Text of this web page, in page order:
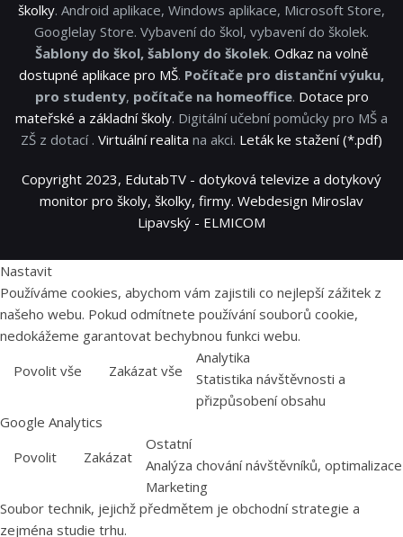
školky. Android aplikace, Windows aplikace, Microsoft Store,
Googlelay Store. Vybavení do škol, vybavení do školek.
Šablony do škol, šablony do školek. Odkaz na volně
dostupné aplikace pro MŠ. Počítače pro distanční výuku,
pro studenty, počítače na homeoffice. Dotace pro
mateřské a základní školy. Digitální učební pomůcky pro MŠ a
ZŠ z dotací . Virtuální realita na akci. Leták ke stažení (*.pdf)
Copyright 2023, EdutabTV - dotyková televize a dotykový
monitor pro školy, školky, firmy. Webdesign Miroslav
Lipavský - ELMICOM
Nastavit
Používáme cookies, abychom vám zajistili co nejlepší zážitek z
našeho webu. Pokud odmítnete používání souborů cookie,
nedokážeme garantovat bechybnou funkci webu.
Povolit vše
Zakázat vše
Analytika
Statistika návštěvnosti a
přizpůsobení obsahu
Google Analytics
Povolit
Zakázat
Ostatní
Analýza chování návštěvníků, optimalizace
Marketing
Soubor technik, jejichž předmětem je obchodní strategie a
zejména studie trhu.